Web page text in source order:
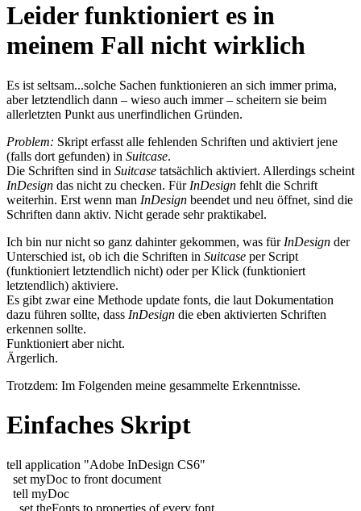
Leider funktioniert es in
meinem Fall nicht wirklich
Es ist seltsam...solche Sachen funktionieren an sich immer prima,
aber letztendlich dann – wieso auch immer – scheitern sie beim
allerletzten Punkt aus unerfindlichen Gründen.
Problem: Skript erfasst alle fehlenden Schriften und aktiviert jene
(falls dort gefunden) in Suitcase.
Die Schriften sind in Suitcase tatsächlich aktiviert. Allerdings scheint
InDesign das nicht zu checken. Für InDesign fehlt die Schrift
weiterhin. Erst wenn man InDesign beendet und neu öffnet, sind die
Schriften dann aktiv. Nicht gerade sehr praktikabel.
Ich bin nur nicht so ganz dahinter gekommen, was für InDesign der
Unterschied ist, ob ich die Schriften in Suitcase per Script
(funktioniert letztendlich nicht) oder per Klick (funktioniert
letztendlich) aktiviere.
Es gibt zwar eine Methode update fonts, die laut Dokumentation
dazu führen sollte, dass InDesign die eben aktivierten Schriften
erkennen sollte.
Funktioniert aber nicht.
Ärgerlich.
Trotzdem: Im Folgenden meine gesammelte Erkenntnisse.
Einfaches Skript
tell application "Adobe InDesign CS6"
set myDoc to front document
tell myDoc
set theFonts to properties of every font